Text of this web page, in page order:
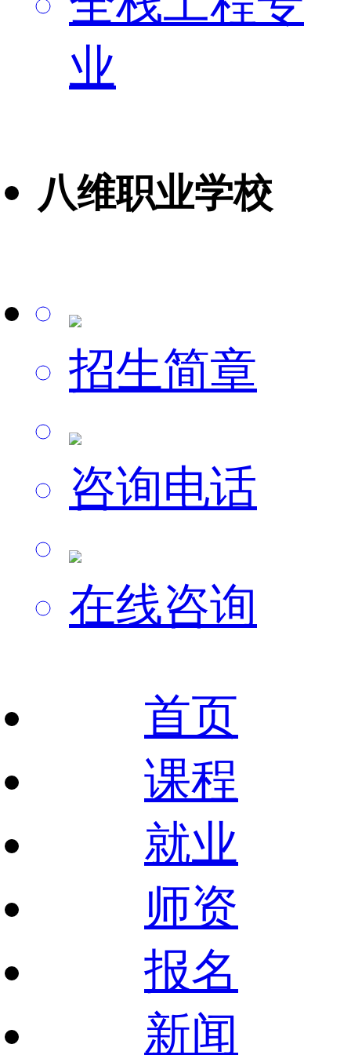
业
八维职业学校
招生简章
咨询电话
在线咨询
首页
课程
就业
师资
报名
新闻